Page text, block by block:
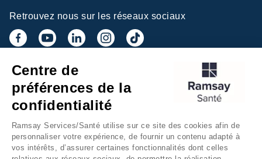
Retrouvez nous sur les réseaux sociaux
Inscrivez-vous à la newsletter
Centre de
préférences de la
confidentialité
Ramsay Services/Santé utilise sur ce site des cookies afin de
personnaliser votre expérience, de fournir un contenu adapté à
vos intérêts, d’assurer certaines fonctionnalités dont celles